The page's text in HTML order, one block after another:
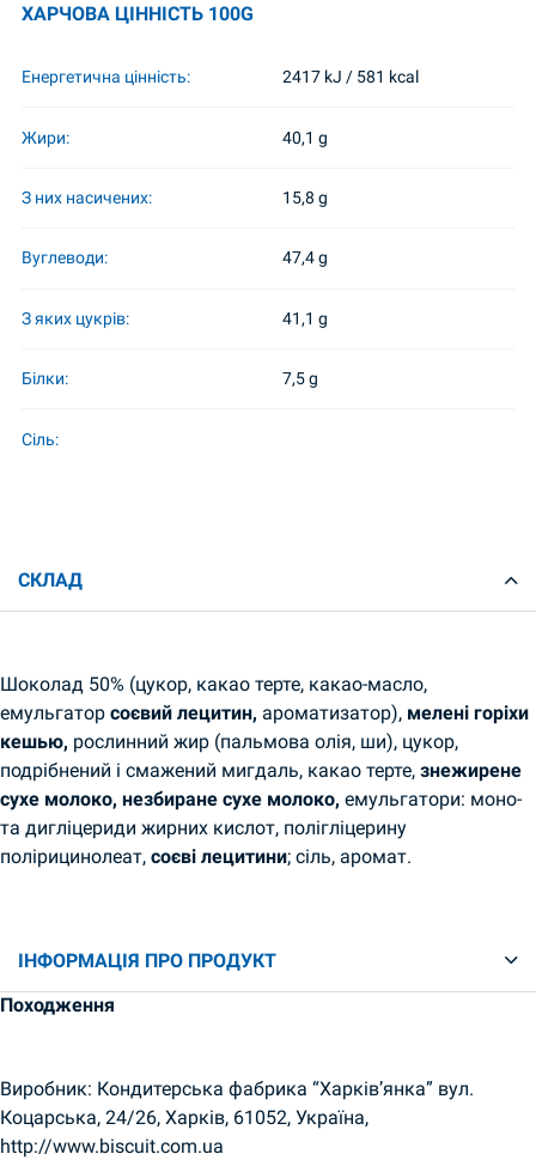
ХАРЧОВА ЦІННІСТЬ 100G
Енергетична цінність: 2417 kJ / 581 kcal
Жири: 40,1 g
З них насичених: 15,8 g
Вуглеводи: 47,4 g
З яких цукрів: 41,1 g
Білки: 7,5 g
Сіль:
СКЛАД
Шоколад 50% (цукор, какао терте, какао-масло,
емульгатор соєвий лецитин, ароматизатор), мелені горіхи
кешью, рослинний жир (пальмова олія, ши), цукор,
подрібнений і смажений мигдаль, какао терте, знежирене
сухе молоко, незбиране сухе молоко, емульгатори: моно-
та дигліцериди жирних кислот, полігліцерину
полірицинолеат, соєві лецитини; сіль, аромат.
ІНФОРМАЦІЯ ПРО ПРОДУКТ
Походження
Виробник: Кондитерська фабрика “Харків’янка” вул.
Коцарська, 24/26, Харків, 61052, Україна,
http://www.biscuit.com.ua